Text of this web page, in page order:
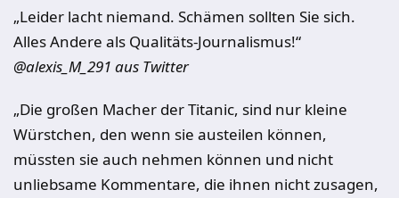
„Leider lacht niemand. Schämen sollten Sie sich.
Alles Andere als Qualitäts-Journalismus!“
@alexis_M_291 aus Twitter
„Die großen Macher der Titanic, sind nur kleine
Würstchen, den wenn sie austeilen können,
müssten sie auch nehmen können und nicht
unliebsame Kommentare, die ihnen nicht zusagen,